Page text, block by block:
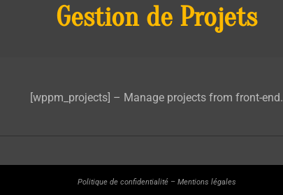
Gestion de Projets
[wppm_projects] – Manage projects from front-end.
Politique de confidentialité– Mentions légales